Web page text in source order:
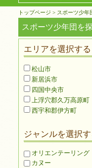
トップページ > スポーツ少年
スポーツ少年団を
エリアを選択する
松山市
新居浜市
四国中央市
上浮穴郡久万高原町
西宇和郡伊方町
ジャンルを選択す
オリエンテーリング
カヌー